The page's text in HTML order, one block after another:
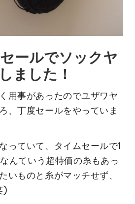
ールでソックヤ
ました！
用事があったのでユザワヤ
、丁度セールをやっていま
っていて、タイムセールで1
んていう超特価の糸もあっ
いものと糸がマッチせず、
)